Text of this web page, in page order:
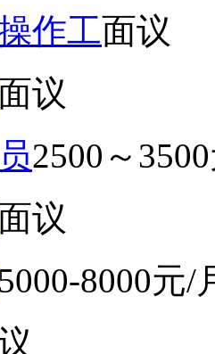
作工面议
议
2500～
议
5000-8000元/